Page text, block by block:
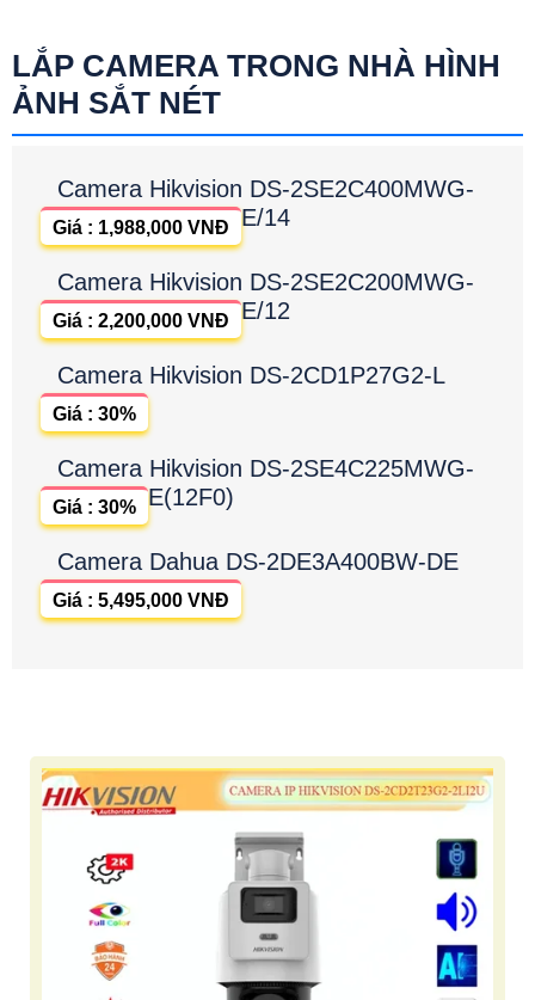
LẮP CAMERA TRONG NHÀ HÌNH
ẢNH SẮT NÉT
Camera Hikvision DS-2SE2C400MWG-
E/14
Giá : 1,988,000 VNĐ
Camera Hikvision DS-2SE2C200MWG-
E/12
Giá : 2,200,000 VNĐ
Camera Hikvision DS-2CD1P27G2-L
Giá : 30%
Camera Hikvision DS-2SE4C225MWG-
E(12F0)
Giá : 30%
Camera Dahua DS-2DE3A400BW-DE
Giá : 5,495,000 VNĐ